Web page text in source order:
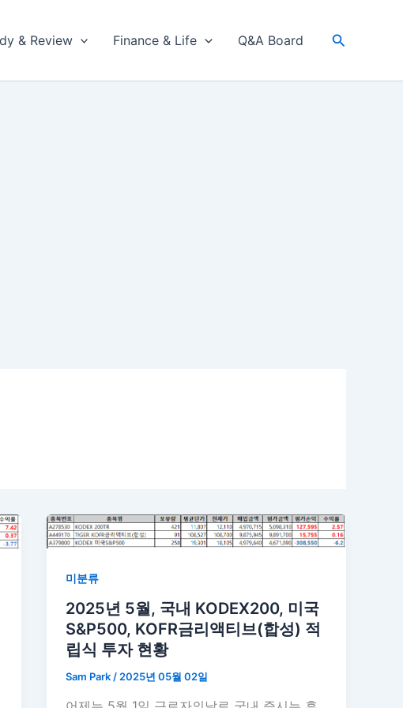
& Review Finance & Life Q&A Board
검
미분류
2025년 5월, 국내 KODEX200, 미국
S&P500, KOFR금리액티브(합성) 적
립식 투자 현황
Sam Park / 2025년 05월 02일